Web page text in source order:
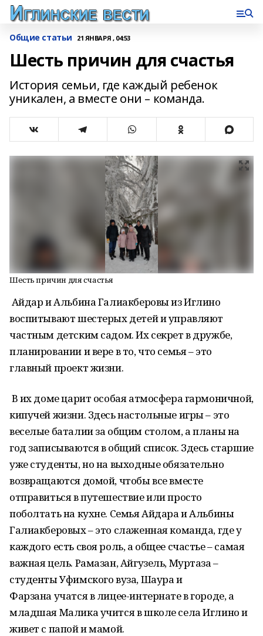
Общие статьи 21 ЯНВАРЯ , 04:53
Шесть причин для счастья
История семьи, где каждый ребенок
уникален, а вместе они – команда.
Шесть причин для счастья
Айдар и Альбина Галиакберовы из Иглино
воспитывают шестерых детей и управляют
частным детским садом. Их секрет в дружбе,
планировании и вере в то, что семья – это
главный проект жизни.
В их доме царит особая атмосфера гармоничной,
кипучей жизни. Здесь настольные игры – это
веселые баталии за общим столом, а планы на
год записываются в общий список. Здесь старшие
уже студенты, но на выходные обязательно
возвращаются домой, чтобы все вместе
отправиться в путешествие или просто
поболтать на кухне. Семья Айдара и Альбины
Галиакберовых – это слаженная команда, где у
каждого есть своя роль, а общее счастье – самая
важная цель. Рамазан, Айгузель, Муртаза –
студенты Уфимского вуза, Шаура и
Фарзана учатся в лицее-интернате в городе, а
младшая Малика учится в школе села Иглино и
живет с папой и мамой.